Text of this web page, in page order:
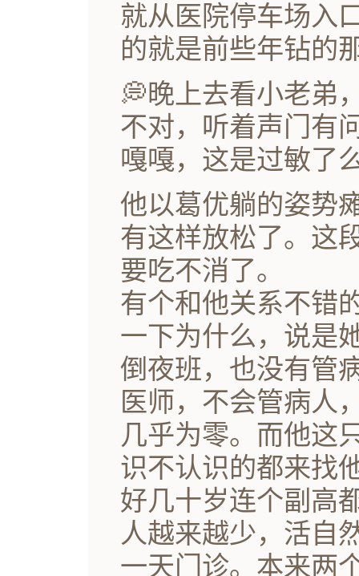
就从医院停车场入
的就是前些年钻的
💭晚上去看小老弟
不对，听着声门有
嘎嘎，这是过敏了
他以葛优躺的姿势
有这样放松了。这
要吃不消了。
有个和他关系不错
一下为什么，说是
倒夜班，也没有管
医师，不会管病人
几乎为零。而他这
识不认识的都来找
好几十岁连个副高
人越来越少，活自
一天门诊。本来两